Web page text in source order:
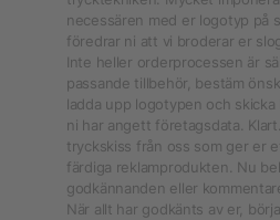
necessären med er logotyp på
föredrar ni att vi broderar er
Inte heller orderprocessen är
passande tillbehör, bestäm
ladda upp logotypen och
ni har angett företagsdata.
tryckskiss från oss som ger er
färdiga reklamprodukten. Nu
godkännanden eller
När allt har godkänts av er,